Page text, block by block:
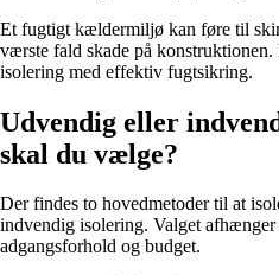
Et fugtigt kældermiljø kan føre til
værste fald skade på
isolering med effektiv fugtsikring.
Udvendig eller
skal du vælge?
Der findes to hovedmetoder til at
indvendig isolering. Valget
adgangsforhold og budget.